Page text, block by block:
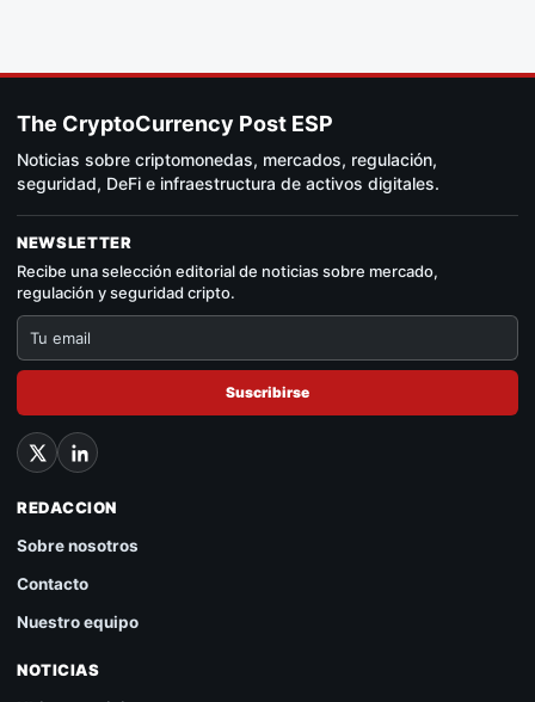
The CryptoCurrency Post ESP
Noticias sobre criptomonedas, mercados, regulación,
seguridad, DeFi e infraestructura de activos digitales.
NEWSLETTER
Recibe una selección editorial de noticias sobre mercado,
regulación y seguridad cripto.
Suscribirse
REDACCION
Sobre nosotros
Contacto
Nuestro equipo
NOTICIAS